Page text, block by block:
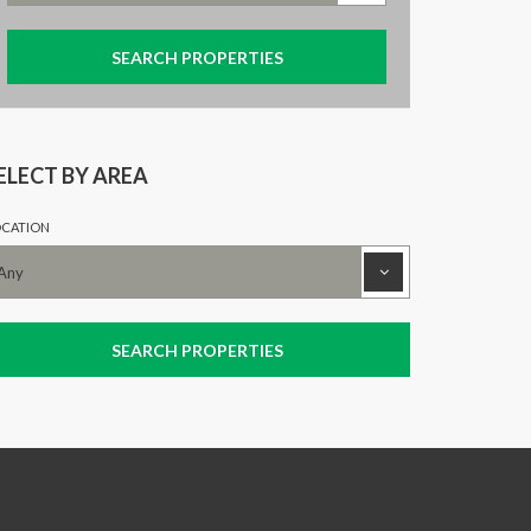
BY AREA